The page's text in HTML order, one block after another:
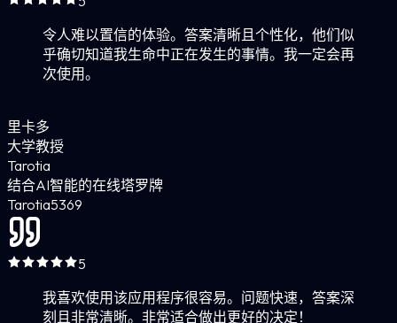
令人难以置信的体验。答案清晰且个性化，他们似
乎确切知道我生命中正在发生的事情。我一定会再
次使用。
里卡多
大学教授
Tarotia
结合AI智能的在线塔罗牌
Tarotia5369
5
我喜欢使用该应用程序很容易。问题快速，答案深
刻且非常清晰。非常适合做出更好的决定！